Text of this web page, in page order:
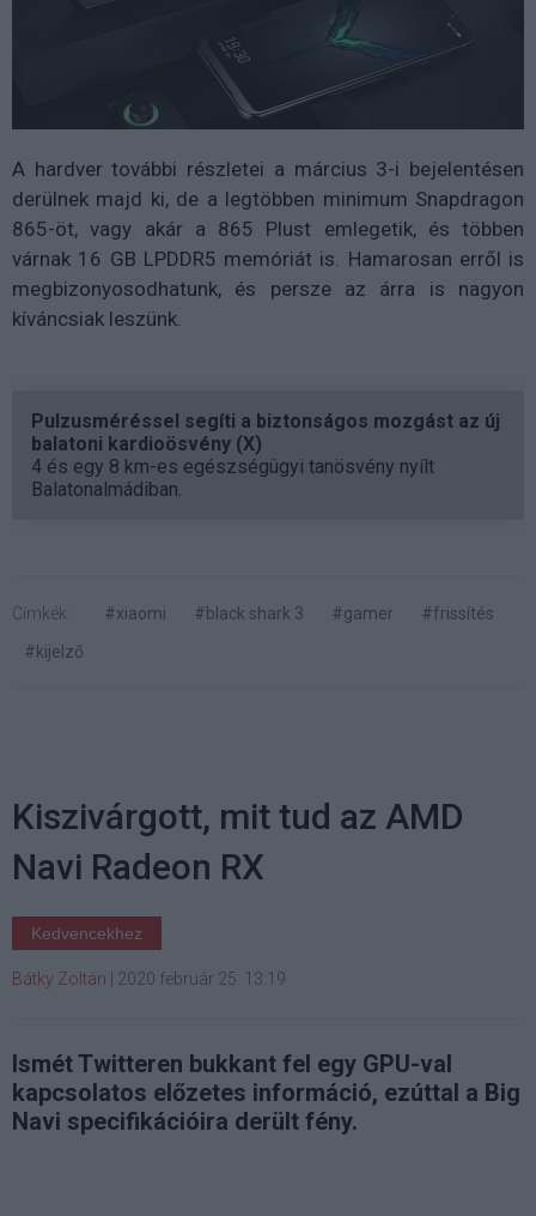
A hardver további részletei a március 3-i bejelentésen
derülnek majd ki, de a legtöbben minimum Snapdragon
865-öt, vagy akár a 865 Plust emlegetik, és többen
várnak 16 GB LPDDR5 memóriát is. Hamarosan erről is
megbizonyosodhatunk, és persze az árra is nagyon
kíváncsiak leszünk.
Pulzusméréssel segíti a biztonságos mozgást az új
balatoni kardioösvény (X)
4 és egy 8 km-es egészségügyi tanösvény nyílt
Balatonalmádiban.
Címkék: #xiaomi #black shark 3 #gamer
#frissítés
#kijelző
Kiszivárgott, mit tud az AMD
Navi Radeon RX
Kedvencekhez
Bátky Zoltán 2020 február 25. 13:19
Ismét Twitteren bukkant fel egy GPU-val
kapcsolatos előzetes információ, ezúttal a Big
Navi specifikációira derült fény.